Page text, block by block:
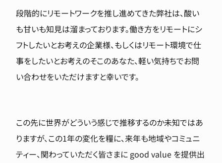
段階的にリモートワークを推し進めてきた弊社は、酸い
も甘いも知見は溜まっております。働き方をリモートにシ
フトしたいとお考えの企業様、もしくはリモート環境で仕
事をしたいとお考えのそこのあなた、軽い気持ちでお問
い合わせをいただけますと幸いです。
この先に世界がどういう感じで推移するのか未知ではあ
りますが、この1年の変化を糧に、来年も地域やコミュニ
ティー、関わっていただく皆さまに good value を提供出